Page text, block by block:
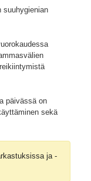
suuhygienian
päivässä on
sekä
ja -